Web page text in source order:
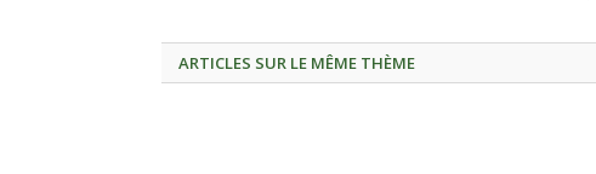
ARTICLES SUR LE MÊME THÈME